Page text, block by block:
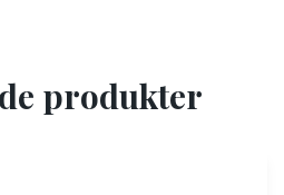
produkter